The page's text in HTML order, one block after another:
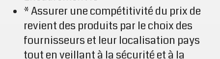
* Assurer une compétitivité du prix de
revient des produits par le choix des
fournisseurs et leur localisation pays
tout en veillant à la sécurité et à la